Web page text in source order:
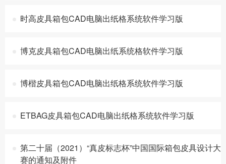
时高皮具箱包CAD电脑出纸格系统软件学习版
博克皮具箱包CAD电脑出纸系统格软件学习版
博楷皮具箱包CAD电脑出纸格系统软件学习版
ETBAG皮具箱包CAD电脑出纸格系统软件学习版
第二十届（2021）“真皮标志杯”中国国际箱包皮具设计大
赛的通知及附件